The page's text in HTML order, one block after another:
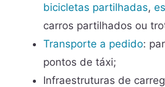
bicicletas partilhadas,
carros partilhados ou
Transporte a pedido:
pontos de táxi;
Infraestruturas de